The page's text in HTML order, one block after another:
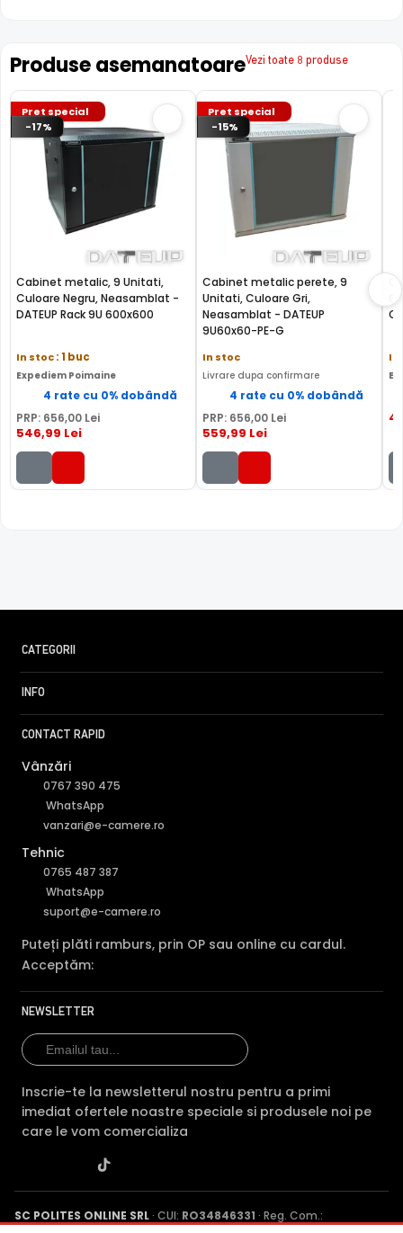
Produse asemanatoareVezi toate 8 produse
Pret special
-17%
Cabinet metalic, 9 Unitati,
Culoare Negru, Neasamblat -
DATEUP Rack 9U 600x600
In stoc: 1 buc
Expediem Poimaine
4 rate cu 0% dobândă
PRP: 656,00 Lei
546,99 Lei
Pret special
-15%
Cabinet metalic perete, 9
Unitati, Culoare Gri,
Neasamblat - DATEUP
9U60x60-PE-G
In stoc
Livrare dupa confirmare
4 rate cu 0% dobândă
PRP: 656,00 Lei
559,99 Lei
In
CATEGORII
INFO
CONTACT RAPID
Vânzări
0767 390 475
WhatsApp
vanzari@e-camere.ro
Tehnic
0765 487 387
WhatsApp
suport@e-camere.ro
Puteți plăti ramburs, prin OP sau online cu cardul.
Acceptăm:
NEWSLETTER
Inscrie-te la newsletterul nostru pentru a primi
imediat ofertele noastre speciale si produsele noi pe
care le vom comercializa
SC POLITES ONLINE SRL · CUI: RO34846331 · Reg. Com.: